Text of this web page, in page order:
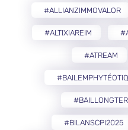
#ALLIANZIMMOVALOR
#ALTIXIAREIM
#ATREAM
#BILANSCPI2025